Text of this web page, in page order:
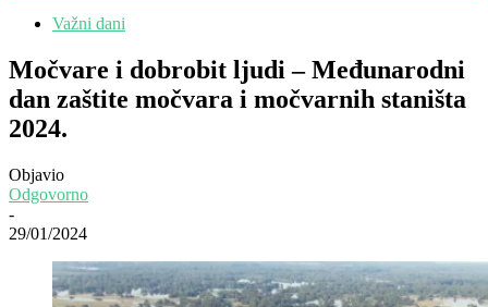
Važni dani
Močvare i dobrobit ljudi – Međunarodni
dan zaštite močvara i močvarnih staništa
2024.
Objavio
Odgovorno
-
29/01/2024